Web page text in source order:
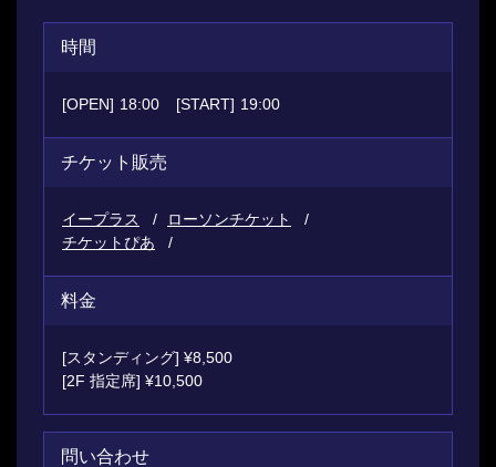
時間
[OPEN] 18:00 [START] 19:00
チケット販売
イープラス
ローソンチケット
チケットぴあ
料金
[スタンディング] ¥8,500
[2F 指定席] ¥10,500
問い合わせ